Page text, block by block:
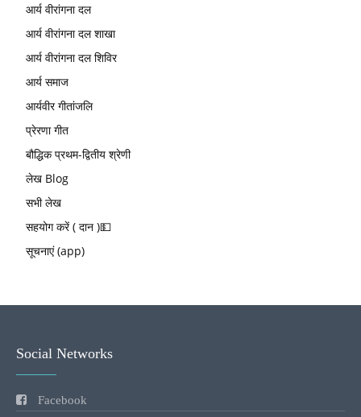
आर्य वीरांगना दल
आर्य वीरांगना दल शाखा
आर्य वीरांगना दल शिविर
आर्य समाज
आर्यवीर गीतांजलि
प्रेरणा गीत
बौद्धिक प्रथम-द्वितीय श्रेणी
लेख Blog
सभी लेख
सहयोग करें ( दान )💵
सूचनाएं (app)
Social Networks
Facebook